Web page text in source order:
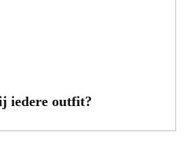
iedere outfit?